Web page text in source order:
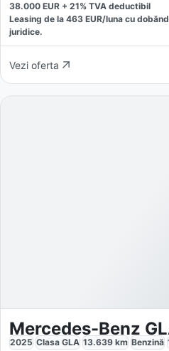
38.000 EUR + 21% TVA deductibil
Leasing de la 463 EUR/luna cu
juridice.
Vezi oferta
2025 Clasa GLA 13.639 km Benzină